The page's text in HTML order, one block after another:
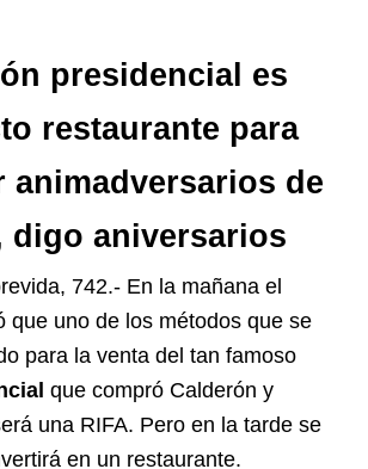
presidencial es
restaurante para
animadversarios de
digo aniversarios
742.- En la mañana el
que uno de los métodos que se
para la venta del tan famoso
que compró Calderón y
una RIFA. Pero en la tarde se
en un restaurante.